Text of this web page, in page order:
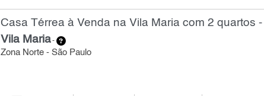
Casa Térrea à Venda na Vila Maria com 2 quartos -
Vila Maria-
Zona Norte - São Paulo